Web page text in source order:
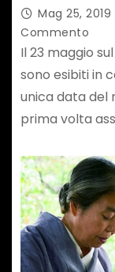
Mag 25, 2019
Commento
Il 23 maggio
sono esibiti in
unica data del
prima volta